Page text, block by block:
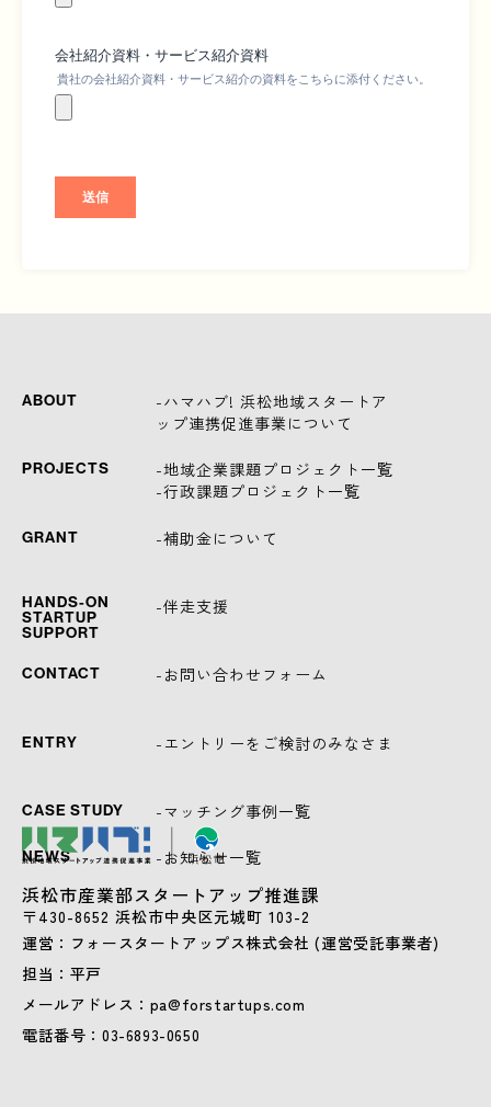
ABOUT
-ハマハブ! 浜松地域スタートア
ップ連携促進事業について
PROJECTS
-地域企業課題プロジェクト一覧
-行政課題プロジェクト一覧
GRANT -補助金について
HANDS-ON
STARTUP
SUPPORT
-伴走支援
CONTACT -お問い合わせフォーム
ENTRY -エントリーをご検討のみなさま
CASE STUDY -マッチング事例一覧
NEWS -お知らせ一覧
浜松市産業部スタートアップ推進課
〒430-8652 浜松市中央区元城町 103-2
運営：フォースタートアップス株式会社 (運営受託事業者)
担当：平戸
メールアドレス：pa@forstartups.com
電話番号：03-6893-0650